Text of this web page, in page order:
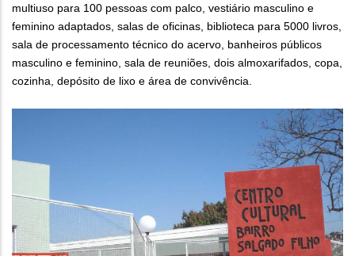
multiuso para 100 pessoas com palco, vestiário masculino e
feminino adaptados, salas de oficinas, biblioteca para 5000 livros,
sala de processamento técnico do acervo, banheiros públicos
masculino e feminino, sala de reuniões, dois almoxarifados, copa,
cozinha, depósito de lixo e área de convivência.